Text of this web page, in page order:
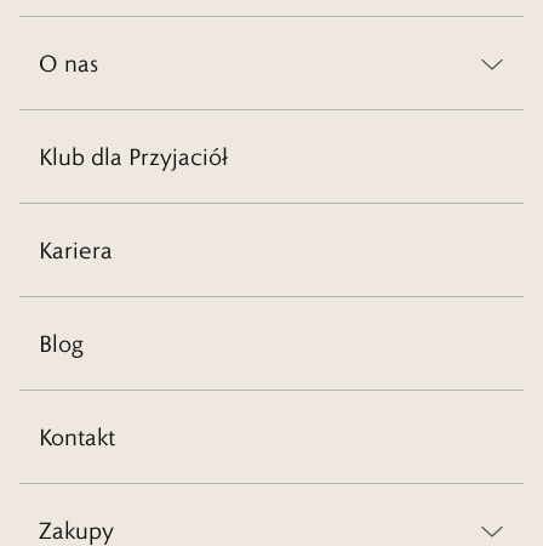
O nas
Klub dla Przyjaciół
Kariera
Blog
Kontakt
Zakupy